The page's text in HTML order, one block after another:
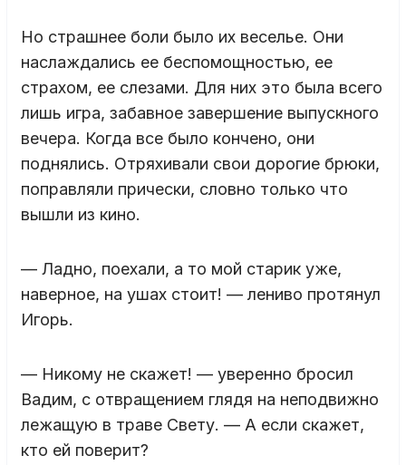
Но страшнее боли было их веселье. Они
наслаждались ее беспомощностью, ее
страхом, ее слезами. Для них это была всего
лишь игра, забавное завершение выпускного
вечера. Когда все было кончено, они
поднялись. Отряхивали свои дорогие брюки,
поправляли прически, словно только что
вышли из кино.
— Ладно, поехали, а то мой старик уже,
наверное, на ушах стоит! — лениво протянул
Игорь.
— Никому не скажет! — уверенно бросил
Вадим, с отвращением глядя на неподвижно
лежащую в траве Свету. — А если скажет,
кто ей поверит?